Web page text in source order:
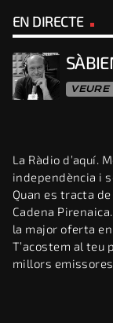
EN DIRECTE
VEURE
La Ràdio d’aquí.
independència i
Quan es tracta
Cadena
la major oferta
T’acostem al teu
millors